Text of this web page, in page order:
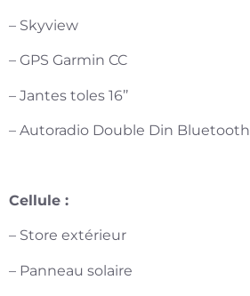
– Skyview
– GPS Garmin CC
– Jantes toles 16’’
– Autoradio Double Din Bluetooth
Cellule :
– Store extérieur
– Panneau solaire